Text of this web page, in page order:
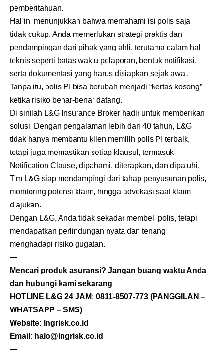
pemberitahuan.
Hal ini menunjukkan bahwa memahami isi polis saja
tidak cukup. Anda memerlukan strategi praktis dan
pendampingan dari pihak yang ahli, terutama dalam hal
teknis seperti batas waktu pelaporan, bentuk notifikasi,
serta dokumentasi yang harus disiapkan sejak awal.
Tanpa itu, polis PI bisa berubah menjadi “kertas kosong”
ketika risiko benar-benar datang.
Di sinilah L&G Insurance Broker hadir untuk memberikan
solusi. Dengan pengalaman lebih dari 40 tahun, L&G
tidak hanya membantu klien memilih polis PI terbaik,
tetapi juga memastikan setiap klausul, termasuk
Notification Clause, dipahami, diterapkan, dan dipatuhi.
Tim L&G siap mendampingi dari tahap penyusunan polis,
monitoring potensi klaim, hingga advokasi saat klaim
diajukan.
Dengan L&G, Anda tidak sekadar membeli polis, tetapi
mendapatkan perlindungan nyata dan tenang
menghadapi risiko gugatan.
—
Mencari produk asuransi? Jangan buang waktu Anda
dan hubungi kami sekarang
HOTLINE L&G 24 JAM: 0811-8507-773 (PANGGILAN –
WHATSAPP – SMS)
Website: lngrisk.co.id
Email: halo@lngrisk.co.id
—